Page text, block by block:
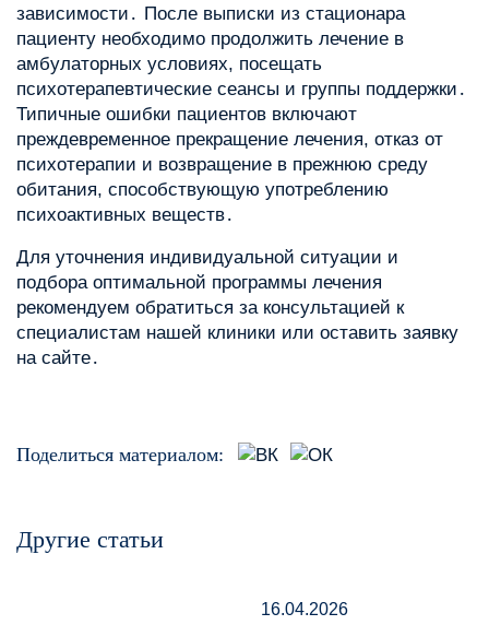
зависимости․ После выписки из стационара
пациенту необходимо продолжить лечение в
амбулаторных условиях, посещать
психотерапевтические сеансы и группы поддержки․
Типичные ошибки пациентов включают
преждевременное прекращение лечения, отказ от
психотерапии и возвращение в прежнюю среду
обитания, способствующую употреблению
психоактивных веществ․
Для уточнения индивидуальной ситуации и
подбора оптимальной программы лечения
рекомендуем обратиться за консультацией к
специалистам нашей клиники или оставить заявку
на сайте․
Поделиться материалом:
Другие статьи
16.04.2026